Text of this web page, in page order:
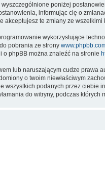
wyszczególnione poniżej
informując cię o
te zmiany ze wszelkimi
wykorzystujące
pobrania ze strony
o phpBB można znaleźć na stronie
lub naruszającym cudze prawa
o twoim niewłaściwym
wszystkich podanych przez ciebie
do witryny, podczas których